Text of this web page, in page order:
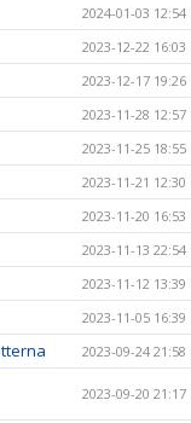
2024-01-03 12:54
2023-12-22 16:03
2023-12-17 19:26
2023-11-28 12:57
2023-11-25 18:55
2023-11-21 12:30
2023-11-20 16:53
2023-11-13 22:54
2023-11-12 13:39
2023-11-05 16:39
2023-09-24 21:58
2023-09-20 21:17